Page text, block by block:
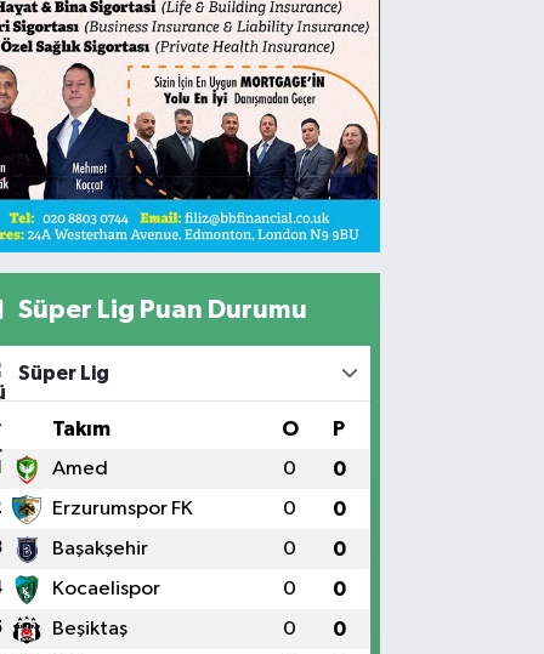
Süper Lig Puan Durumu
Süper Lig
Takım O P
Amed 0 0
Erzurumspor FK 0 0
Başakşehir 0 0
Kocaelispor 0 0
Beşiktaş 0 0